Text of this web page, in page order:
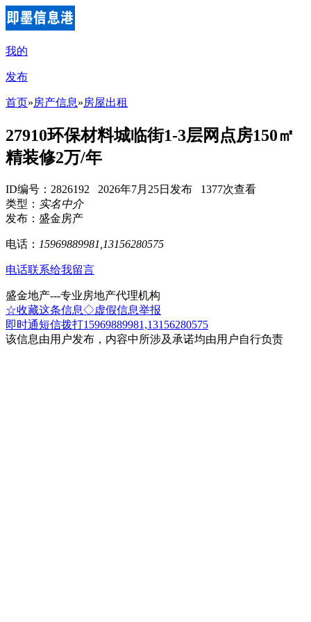
我的
发布
首页»房产信息»房屋出租
27910环保材料城临街1-3层网点房150㎡
精装修2万/年
ID编号：2826192 2026年7月25日发布 1377次查看
类型： 实名中介
发布：盛金房产
电话： 15969889981,13156280575
电话联系给我留言
盛金地产---专业房地产代理机构
☆收藏这条信息◇虚假信息举报
即时通短信拨打15969889981,13156280575
该信息由用户发布，内容中所涉及承诺均由用户自行负责